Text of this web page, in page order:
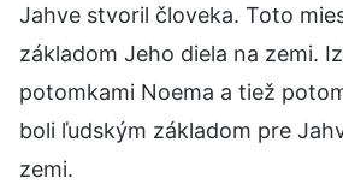
Jahve stvoril človeka. Toto
základom Jeho diela na zemi.
potomkami Noema a tiež
boli ľudským základom pre
zemi.